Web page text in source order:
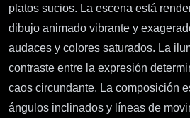
platos sucios. La escena está
dibujo animado vibrante y
audaces y colores saturados. La
contraste entre la expresión
caos circundante. La composición
ángulos inclinados y líneas de